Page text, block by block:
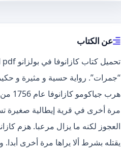
عن الكتاب
“جمرات”. رواية حسية و مثيرة و
هرب
مرة أخرى في قرية إيطالية صغيرة
العجوز لكنه ما يزال مرعبا. هزم
يقتله بشرط ألا يراها مرة أخرى